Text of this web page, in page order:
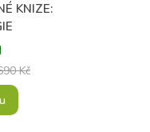
KNIZE:
Kč